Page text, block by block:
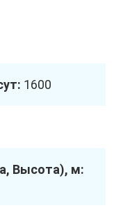
1600
Высота), м: